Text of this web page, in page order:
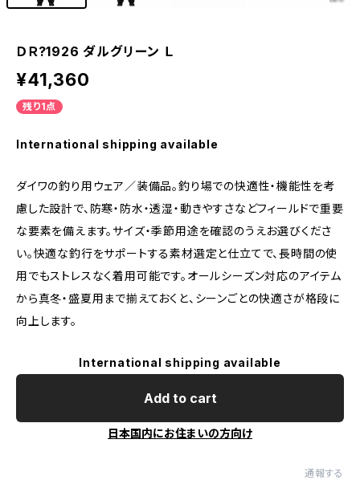
ＤＲ?1926 ダルグリーン Ｌ
¥41,360
残り1点
International shipping available
ダイワの釣り用ウェア／装備品。釣り場での快適性・機能性を考
慮した設計で、防寒・防水・透湿・動きやすさなどフィールドで重要
な要素を備えます。サイズ・季節用途を確認のうえお選びくださ
い。快適な釣行をサポートする素材選定と仕立てで、長時間の使
用でもストレスなく着用可能です。オールシーズン対応のアイテム
から真冬・盛夏用まで揃えておくと、シーンごとの快適さが格段に
向上します。
International shipping available
Add to cart
日本国内にお住まいの方向け
通報する